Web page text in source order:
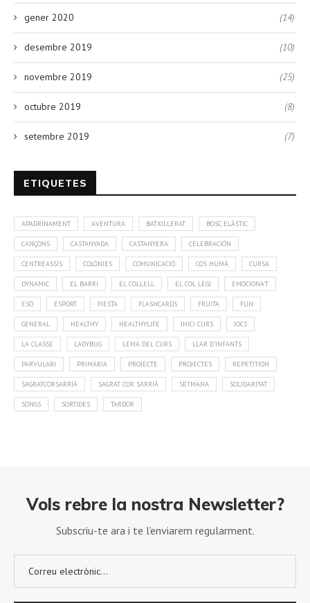
gener 2020 (14)
desembre 2019 (10)
novembre 2019 (25)
octubre 2019 (8)
setembre 2019 (7)
ETIQUETES
APADRINAMENT AVENTURA BATXILLERAT BOSC ELÀSTIC
CANÇONS CASTANYADA CASTANYERA CELEBRACIÓN
CENTREASSÍS COLÒNIES COMUNICACIÓ COS HUMÀ CURSA
DYNAMIC EL BARRI EL COLLELL EL COL·LEGI EMOCIONA'T
ESO ESPORT FIESTA FLASHCARDS FRUITA FUN
GENERAL HEALTHY HEALTHYLIFE INICI CURS JOCS
LA CLASSE LADYBUG LEMA DEL CURS LLAR D'INFANTS
PARVULARI PRIMÀRIA PROJECTE PROJECTES REPETITION
SAGRATCORSARRIÀ SAGRAT COR SARRIÀ SETMANA SOLIDARITAT
SONGS SORTIDES TARDOR
Vols rebre la nostra Newsletter?
Subscriu-te ara i te l’enviarem regularment.